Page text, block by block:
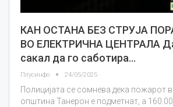
КАН ОСТАНА БЕЗ СТРУЈА
ВО ЕЛЕКТРИЧНА ЦЕНТРАЛА
сакал да го саботира…
Плусинфо 24/05/2025
Полицијата се сомнева дека пожарот
општина Танерон е подметнат, а